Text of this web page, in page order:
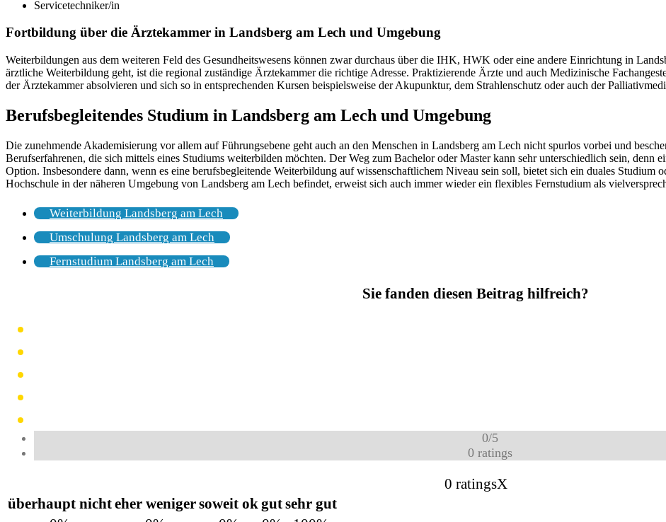
Servicetechniker/in
Fortbildung über die Ärztekammer in Landsberg am Lech und Umgebung
Weiterbildungen aus dem weiteren Feld des Gesundheitswesens können zwar durchaus über die IHK, HWK oder eine andere Einrichtung in
ärztliche Weiterbildung geht, ist die regional zuständige Ärztekammer die richtige Adresse. Praktizierende Ärzte und auch Medizinische
der Ärztekammer absolvieren und sich so in entsprechenden Kursen beispielsweise der Akupunktur, dem Strahlenschutz oder auch der
Berufsbegleitendes Studium in Landsberg am Lech und Umgebung
Die zunehmende Akademisierung vor allem auf Führungsebene geht auch an den Menschen in Landsberg am Lech nicht spurlos vorbei und
Berufserfahrenen, die sich mittels eines Studiums weiterbilden möchten. Der Weg zum Bachelor oder Master kann sehr unterschiedlich sein, denn
Option. Insbesondere dann, wenn es eine berufsbegleitende Weiterbildung auf wissenschaftlichem Niveau sein soll, bietet sich ein duales Studium
Hochschule in der näheren Umgebung von Landsberg am Lech befindet, erweist sich auch immer wieder ein flexibles Fernstudium als
Weiterbildung Landsberg am Lech
Umschulung Landsberg am Lech
Fernstudium Landsberg am Lech
Sie fanden diesen Beitrag hilfreich?
0/5
0ratings
0 ratingsX
überhaupt nichteher wenigersoweit okgutsehr gut